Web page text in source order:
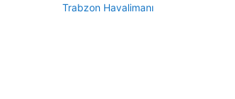
Trabzon Havalimanı